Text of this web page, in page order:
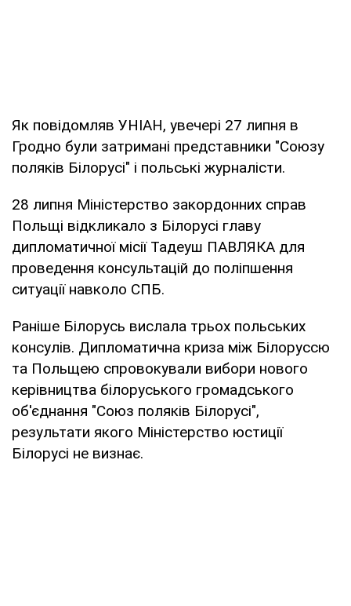
Як повідомляв УНІАН, увечері 27 липня в
Гродно були затримані представники "Союзу
поляків Білорусі" і польські журналісти.
28 липня Міністерство закордонних справ
Польщі відкликало з Білорусі главу
дипломатичної місії Тадеуш ПАВЛЯКА для
проведення консультацій до поліпшення
ситуації навколо СПБ.
Раніше Білорусь вислала трьох польських
консулів. Дипломатична криза між Білоруссю
та Польщею спровокували вибори нового
керівництва білоруського громадського
об'єднання "Союз поляків Білорусі",
результати якого Міністерство юстиції
Білорусі не визнає.